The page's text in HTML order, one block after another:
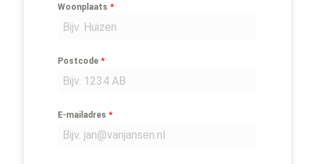
Woonplaats *
Postcode *
E-mailadres *